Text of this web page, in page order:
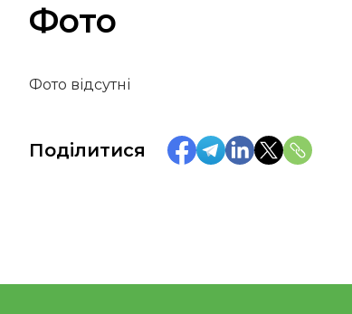
Фото
Фото відсутні
Поділитися